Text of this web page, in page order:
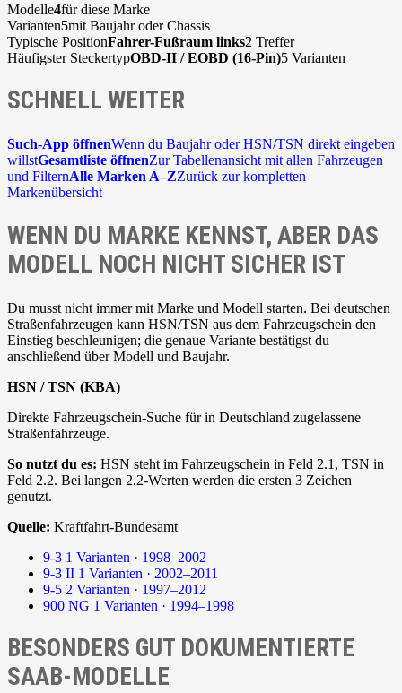
Modelle4für diese Marke
Varianten5mit Baujahr oder Chassis
Typische PositionFahrer-Fußraum links2 Treffer
Häufigster SteckertypOBD-II / EOBD (16-Pin)5 Varianten
SCHNELL WEITER
Such-App öffnenWenn du Baujahr oder HSN/TSN direkt eingeben
willstGesamtliste öffnenZur Tabellenansicht mit allen Fahrzeugen
und FilternAlle Marken A–ZZurück zur kompletten
Markenübersicht
WENN DU MARKE KENNST, ABER DAS
MODELL NOCH NICHT SICHER IST
Du musst nicht immer mit Marke und Modell starten. Bei deutschen
Straßenfahrzeugen kann HSN/TSN aus dem Fahrzeugschein den
Einstieg beschleunigen; die genaue Variante bestätigst du
anschließend über Modell und Baujahr.
HSN / TSN (KBA)
Direkte Fahrzeugschein-Suche für in Deutschland zugelassene
Straßenfahrzeuge.
So nutzt du es: HSN steht im Fahrzeugschein in Feld 2.1, TSN in
Feld 2.2. Bei langen 2.2-Werten werden die ersten 3 Zeichen
genutzt.
Quelle: Kraftfahrt-Bundesamt
9-3 1 Varianten · 1998–2002
9-3 II 1 Varianten · 2002–2011
9-5 2 Varianten · 1997–2012
900 NG 1 Varianten · 1994–1998
BESONDERS GUT DOKUMENTIERTE
SAAB-MODELLE